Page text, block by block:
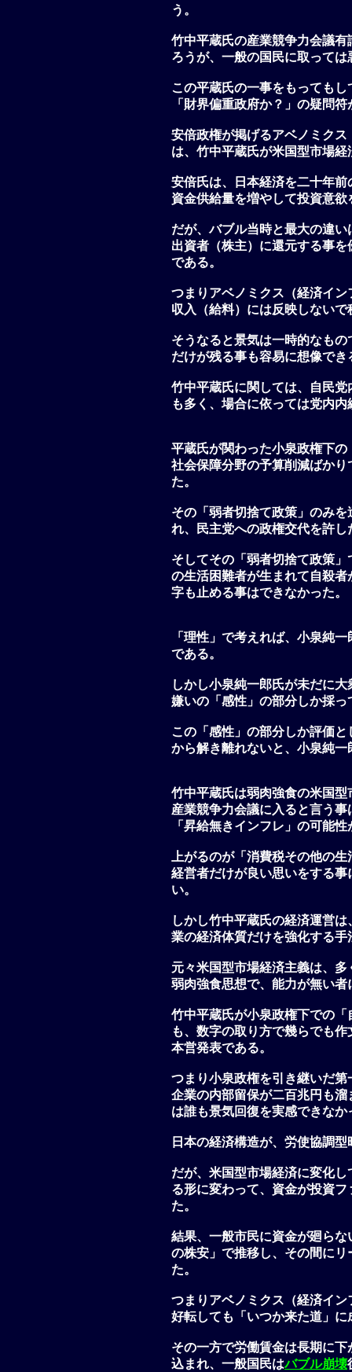
う。
竹中平蔵氏の産業競争力会議
ろうが、一般の国民に取って
この平蔵氏の一事をもっても
「財界偏重政府か？」の疑問
安倍政権が掲げるアベノミク
は、竹中平蔵氏が米国型市場
安倍氏は、日本経済を二十年
資金供給量を増やして投資意
だが、バブル当時と最大の違
出資者（株主）に還元する事
である。
つまりアベノミクス（経済イ
収入（給料）には反映しない
そうなると景気は一時的なも
だけが残る事も容易に想像でき
竹中平蔵氏に関しては、自民
も多く、場合に依っては党内
平蔵氏が関わった小泉政権下
社会保障分野の予算削減ばか
た。
その「弱者切捨て政策」のみ
れ、民主党への政権交代を許し
そしてその「弱者切捨て政策
の生活困難者が生まれて自殺
字も止める事はできなかった。
「理性」で考えれば、小泉純
である。
しかし小泉純一郎氏が未だに
嫌いの「感性」の部分しか採
この「感性」の部分しか評価
から解き離れないと、小泉純
竹中平蔵氏は弱肉強食の米国
産業競争力会議に入ると言う
「昇給無きインフレ」の可能性
上がるのが「消費税その他の
経営者だけが良い思いをする
い。
しかし竹中平蔵氏の経済運営
業の経済体質だけを強化する手
元々米国型市場経済主義は、
弱肉強食思想で、能力が無い
竹中平蔵氏が小泉政権下での
も、数字の取り方で幾らでも
本営発表である。
つまり小泉政権を引き継いだ
企業の内部留保が二百兆円も
は誰も景気回復を実感できなか
日本の経済構造が、労使協調
だが、米国型市場経済に変化
る形に変わって、資金が投資
た。
結果、一般市民に資金が廻ら
の株安」で推移し、その間に
た。
つまりアベノミクス（経済イ
好転しても「いつか来た道」に
その一方で労働賃金は長期に
込まれ、一般国民はバブル崩壊